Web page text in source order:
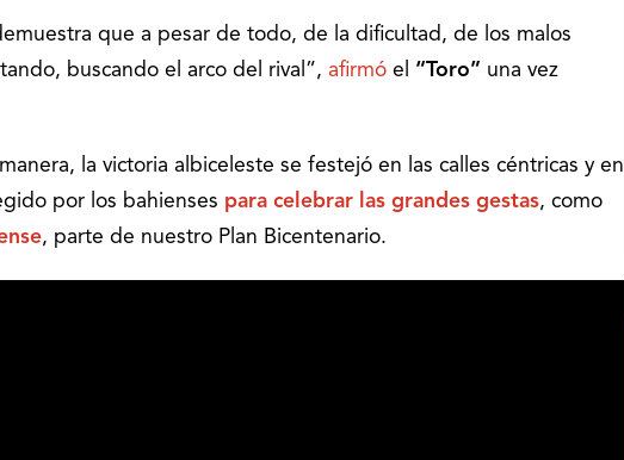
que a pesar de todo, de la dificultad, de los malos
buscando el arco del rival”, afirmó el “Toro” una vez
la victoria albiceleste se festejó en las calles céntricas y en
por los bahienses para celebrar las grandes gestas, como
, parte de nuestro Plan Bicentenario.